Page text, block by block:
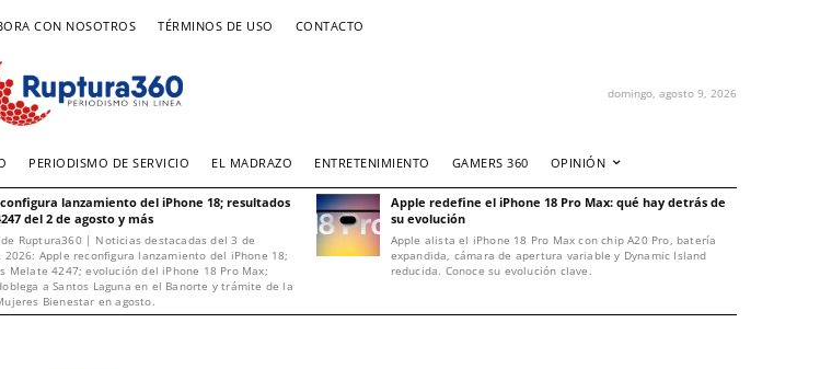
CON NOSOTROS TÉRMINOS DE USO CONTACTO
domingo, agosto 9, 2026
PERIODISMO DE SERVICIO EL MADRAZO ENTRETENIMIENTO GAMERS 360 OPINIÓN
lanzamiento del iPhone 18; resultados
del 2 de agosto y más
de Ruptura360 | Noticias destacadas del 3 de
2026: Apple reconfigura lanzamiento del iPhone 18;
Melate 4247; evolución del iPhone 18 Pro Max;
a Santos Laguna en el Banorte y trámite de la
Bienestar en agosto.
Apple redefine el iPhone 18 Pro Max: qué hay detrás de
su evolución
Apple alista el iPhone 18 Pro Max con chip A20 Pro, batería
expandida, cámara de apertura variable y Dynamic Island
reducida. Conoce su evolución clave.